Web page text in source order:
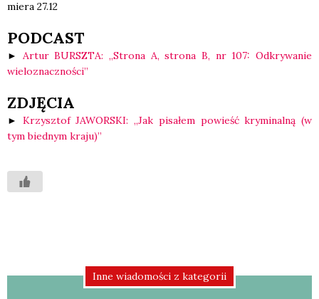
mie­ra 27.12
PODCAST
► Artur BURSZTA: „Stro­na A, stro­na B, nr 107: Odkry­wa­nie
wie­lo­znacz­no­ści”
ZDJĘCIA
► Krzysz­tof JAWORSKI: „Jak pisa­łem powieść kry­mi­nal­ną (w
tym bied­nym kra­ju)”
Inne wiadomości z kategorii